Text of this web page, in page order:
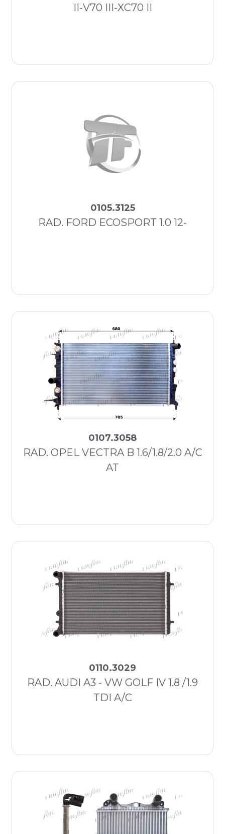
II-V70 III-XC70 II
0105.3125
RAD. FORD ECOSPORT 1.0 12-
0107.3058
RAD. OPEL VECTRA B 1.6/1.8/2.0 A/C
AT
0110.3029
RAD. AUDI A3 - VW GOLF IV 1.8 /1.9
TDI A/C